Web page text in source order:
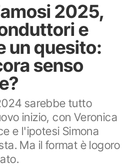
2025,
e
un quesito:
senso
sarebbe tutto
inizio, con Veronica
e l'ipotesi Simona
Ma il format è logoro